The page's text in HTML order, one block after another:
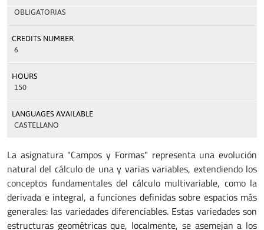
OBLIGATORIAS
CREDITS NUMBER
6
HOURS
150
LANGUAGES AVAILABLE
CASTELLANO
La asignatura "Campos y Formas" representa una evolución
natural del cálculo de una y varias variables, extendiendo los
conceptos fundamentales del cálculo multivariable, como la
derivada e integral, a funciones definidas sobre espacios más
generales: las variedades diferenciables. Estas variedades son
estructuras geométricas que, localmente, se asemejan a los